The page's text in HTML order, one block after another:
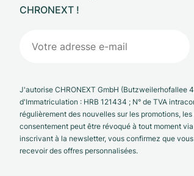
CHRONEXT !
J'autorise CHRONEXT GmbH (Butzweilerhofallee
d'Immatriculation : HRB 121434 ; N° de TVA
régulièrement des nouvelles sur les promotions,
consentement peut être révoqué à tout moment
inscrivant à la newsletter, vous confirmez que
recevoir des offres personnalisées.